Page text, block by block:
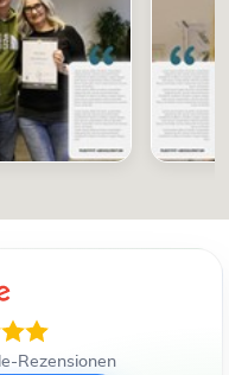
Rezensionen